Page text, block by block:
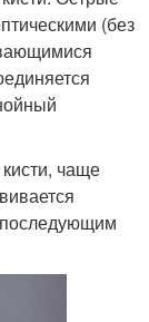
(без
чаще
последующим